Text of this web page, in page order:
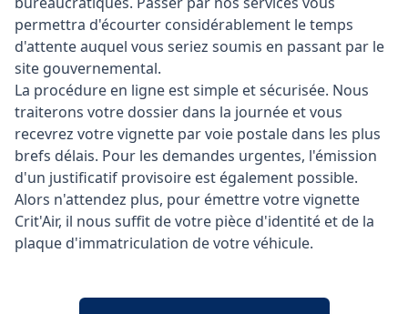
permettra d'écourter considérablement le temps
d'attente auquel vous seriez soumis en passant par le
site gouvernemental.
La procédure en ligne est simple et sécurisée. Nous
traiterons votre dossier dans la journée et vous
recevrez votre vignette par voie postale dans les plus
brefs délais. Pour les demandes urgentes, l'émission
d'un justificatif provisoire est également possible.
Alors n'attendez plus, pour émettre votre vignette
Crit'Air, il nous suffit de votre pièce d'identité et de la
plaque d'immatriculation de votre véhicule.